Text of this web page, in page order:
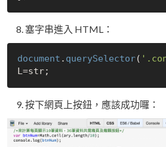
塞字串進入 HTML：
document . querySelector(
按下網頁上按鈕，應該成功囉：